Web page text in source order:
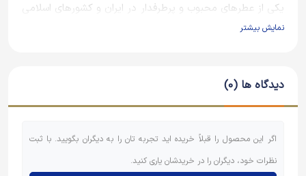
یکی از عطرهای محبوب و پرطرفدار در ایران و کشورهای اسلامی
است که به عنوان نماد احترام و ارادت به امام رضا (ع) شناخته
نمایش بیشتر
دیدگاه ها (0)
اگر این محصول را قبلاً خریده اید تجربه تان را به دیگران بگویید. با ثبت
نظرات خود، دیگران را در خریدشان یاری کنید.